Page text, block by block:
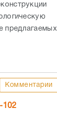
предлагаемых
Комментарии
102